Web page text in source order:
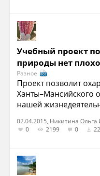
Учебный проект
природы нет
Разное
Проект позволит
Ханты–Мансийского
нашей
02.04.2015, Никитина Ольга
0
2199 0